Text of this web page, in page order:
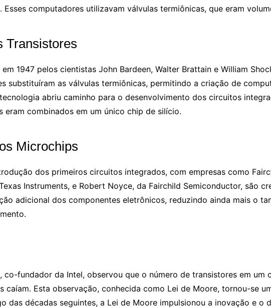
Esses computadores utilizavam válvulas termiônicas, que eram
Transistores
1947 pelos cientistas John Bardeen, Walter Brattain e William
substituíram as válvulas termiônicas, permitindo a criação de
abriu caminho para o desenvolvimento dos circuitos
eram combinados em um único chip de silício.
Microchips
dos primeiros circuitos integrados, com empresas como
Instruments, e Robert Noyce, da Fairchild Semiconductor, são
adicional dos componentes eletrônicos, reduzindo ainda mais o
co-fundador da Intel, observou que o número de transistores em
caíam. Esta observação, conhecida como Lei de Moore, tornou-se
das décadas seguintes, a Lei de Moore impulsionou a inovação e